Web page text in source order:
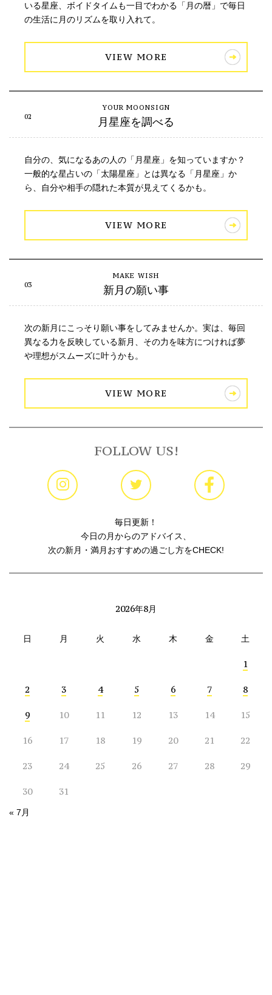
いる星座、ボイドタイムも一目でわかる「月の暦」で毎日
の生活に月のリズムを取り入れて。
VIEW MORE
月星座を調べる
自分の、気になるあの人の「月星座」を知っていますか？
一般的な星占いの「太陽星座」とは異なる「月星座」か
ら、自分や相手の隠れた本質が見えてくるかも。
VIEW MORE
新月の願い事
次の新月にこっそり願い事をしてみませんか。実は、毎回
異なる力を反映している新月、その力を味方につければ夢
や理想がスムーズに叶うかも。
VIEW MORE
FOLLOW US!
毎日更新！
今日の月からのアドバイス、
次の新月・満月おすすめの過ごし方をCHECK!
2026年8月
日 月 火 水 木 金 土
1
2 3 4 5 6 7 8
9 10 11 12 13 14 15
16 17 18 19 20 21 22
23 24 25 26 27 28 29
30 31
« 7月